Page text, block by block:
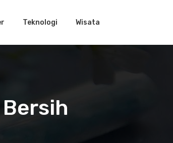
Teknologi Wisata